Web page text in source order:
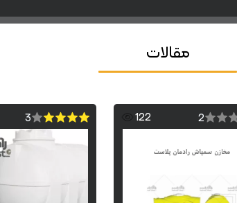
مقالات
2
122
3